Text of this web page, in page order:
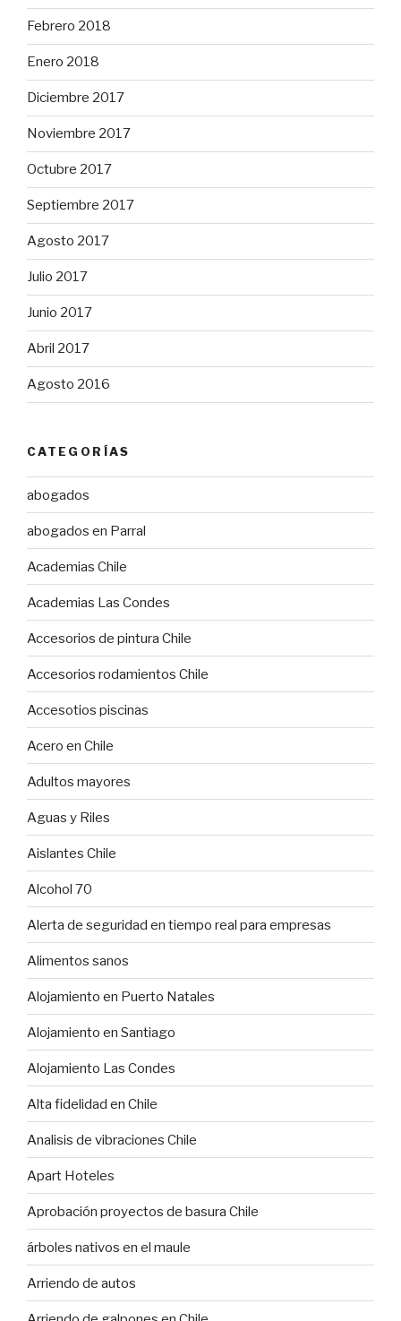
Febrero 2018
Enero 2018
Diciembre 2017
Noviembre 2017
Octubre 2017
Septiembre 2017
Agosto 2017
Julio 2017
Junio 2017
Abril 2017
Agosto 2016
CATEGORÍAS
abogados
abogados en Parral
Academias Chile
Academias Las Condes
Accesorios de pintura Chile
Accesorios rodamientos Chile
Accesotios piscinas
Acero en Chile
Adultos mayores
Aguas y Riles
Aislantes Chile
Alcohol 70
Alerta de seguridad en tiempo real para empresas
Alimentos sanos
Alojamiento en Puerto Natales
Alojamiento en Santiago
Alojamiento Las Condes
Alta fidelidad en Chile
Analisis de vibraciones Chile
Apart Hoteles
Aprobación proyectos de basura Chile
árboles nativos en el maule
Arriendo de autos